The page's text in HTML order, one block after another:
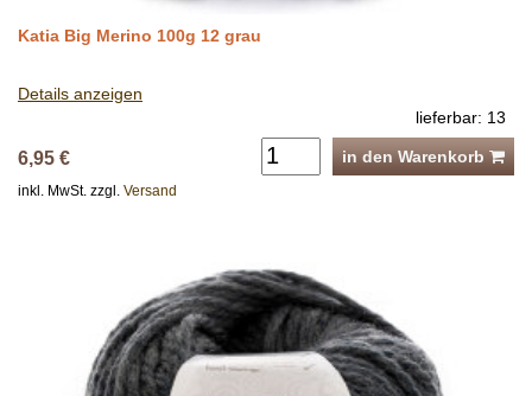
Katia Big Merino 100g 12 grau
Details anzeigen
lieferbar: 13
6,95 € in den Warenkorb
inkl. MwSt. zzgl. Versand